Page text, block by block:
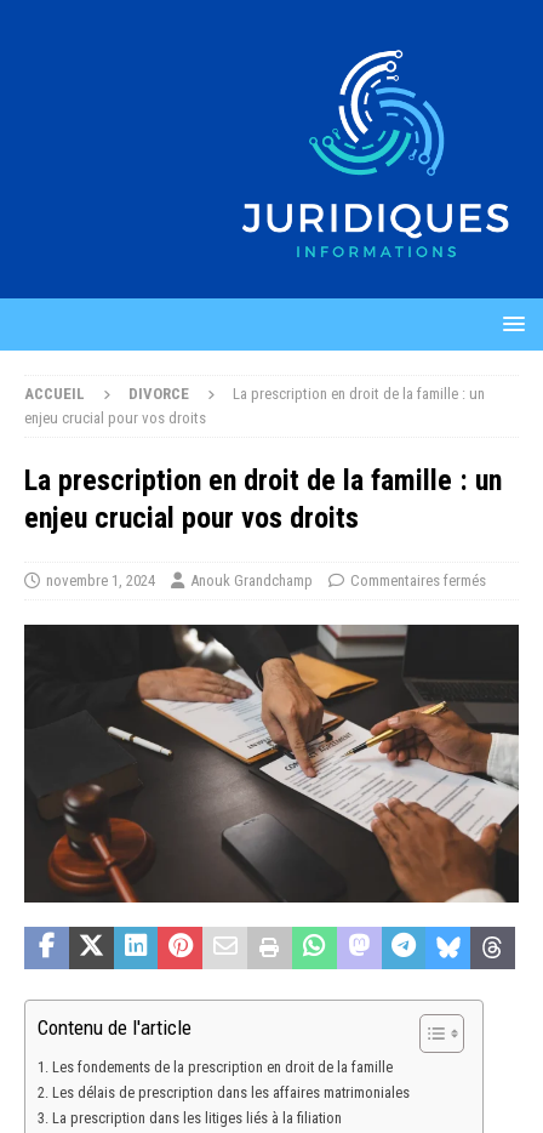
ACCUEIL DIVORCE
La prescription en droit de la famille : un
enjeu crucial pour vos droits
La prescription en droit de la famille : un
enjeu crucial pour vos droits
novembre 1, 2024 Anouk Grandchamp Commentaires fermés
Contenu de l'article
Les fondements de la prescription en droit de la famille
Les délais de prescription dans les affaires matrimoniales
La prescription dans les litiges liés à la filiation